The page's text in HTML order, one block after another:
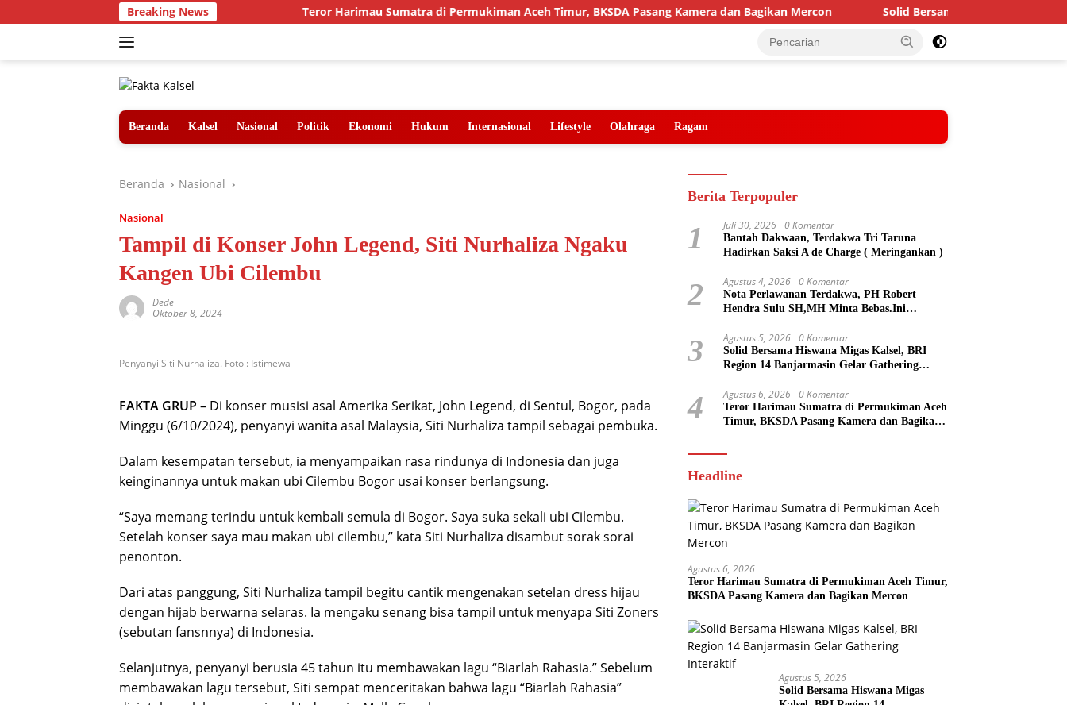
ke
Breaking News Teror Harimau Sumatra di Permukiman Aceh Timur, BKSDA Pasang Kamera dan Bagikan Mercon Solid Bersama Hiswana Migas Kalsel,
Beranda Kalsel Nasional Politik Ekonomi Hukum Internasional Lifestyle Olahraga Ragam
Beranda Nasional
Nasional
Tampil di Konser John Legend, Siti Nurhaliza Ngaku
Kangen Ubi Cilembu
Dede
Oktober 8, 2024
Penyanyi Siti Nurhaliza. Foto : Istimewa
FAKTA GRUP – Di konser musisi asal Amerika Serikat, John Legend, di Sentul, Bogor, pada
Minggu (6/10/2024), penyanyi wanita asal Malaysia, Siti Nurhaliza tampil sebagai pembuka.
Dalam kesempatan tersebut, ia menyampaikan rasa rindunya di Indonesia dan juga
keinginannya untuk makan ubi Cilembu Bogor usai konser berlangsung.
“Saya memang terindu untuk kembali semula di Bogor. Saya suka sekali ubi Cilembu.
Setelah konser saya mau makan ubi cilembu,” kata Siti Nurhaliza disambut sorak sorai
penonton.
Dari atas panggung, Siti Nurhaliza tampil begitu cantik mengenakan setelan dress hijau
dengan hijab berwarna selaras. Ia mengaku senang bisa tampil untuk menyapa Siti Zoners
(sebutan fansnnya) di Indonesia.
Selanjutnya, penyanyi berusia 45 tahun itu membawakan lagu “Biarlah Rahasia.” Sebelum
membawakan lagu tersebut, Siti sempat menceritakan bahwa lagu “Biarlah Rahasia”
Berita Terpopuler
1 Juli 30, 2026 0 Komentar
Bantah Dakwaan, Terdakwa Tri Taruna
Hadirkan Saksi A de Charge ( Meringankan )
2 Agustus 4, 2026 0 Komentar
Nota Perlawanan Terdakwa, PH Robert
Hendra Sulu SH,MH Minta Bebas.Ini
3 Agustus 5, 2026 0 Komentar
Solid Bersama Hiswana Migas Kalsel, BRI
Region 14 Banjarmasin Gelar Gathering
4 Agustus 6, 2026 0 Komentar
Teror Harimau Sumatra di Permukiman Aceh
Timur, BKSDA Pasang Kamera dan Bagikan
Headline
Agustus 6, 2026
Teror Harimau Sumatra di Permukiman Aceh Timur,
BKSDA Pasang Kamera dan Bagikan Mercon
Agustus 5, 2026
Solid Bersama Hiswana Migas